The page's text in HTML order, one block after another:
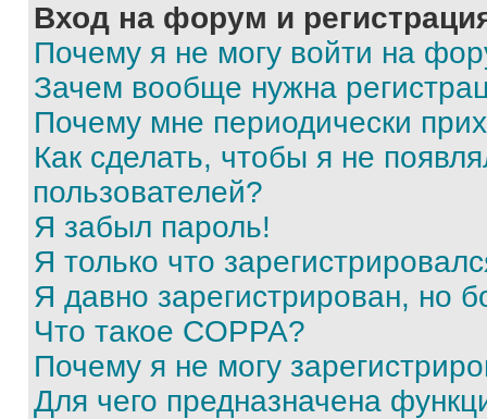
Вход на форум и
Почему я не могу войти на
Зачем вообще нужна
Почему мне периодически
Как сделать, чтобы я не
пользователей?
Я забыл пароль!
Я только что
Я давно зарегистрирован, но
Что такое COPPA?
Почему я не могу
Для чего предназначена